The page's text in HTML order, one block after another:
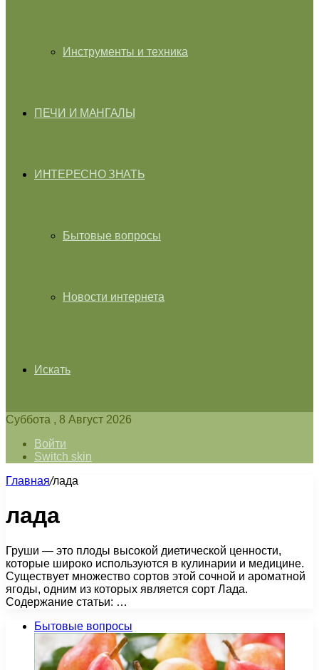
Инструменты и техника
ПЕЧИ И МАНГАЛЫ
ИНТЕРЕСНО ЗНАТЬ
Бытовые вопросы
Новости интернета
Искать
Суббота , 8 Август 2026
Войти
Switch skin
Главная/лада
лада
Груши — это плоды высокой диетической ценности,
которые широко используются в кулинарии и медицине.
Существует множество сортов этой сочной и ароматной
ягоды, одним из которых является сорт Лада.
Содержание статьи: …
Бытовые вопросы